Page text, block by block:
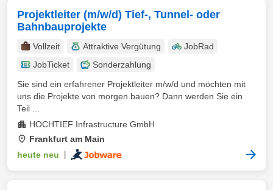
Projektleiter (m/w/d) Tief-, Tunnel- oder
Bahnbauprojekte
Vollzeit Attraktive Vergütung
JobRad
JobTicket
Sonderzahlung
Sie sind ein erfahrener Projektleiter m/w/d und möchten mit
uns die Projekte von morgen bauen? Dann werden Sie ein
Teil ...
HOCHTIEF Infrastructure GmbH
Frankfurt am Main
heute neu